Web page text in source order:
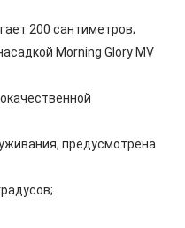
200 сантиметров;
Morning Glory MV
предусмотрена